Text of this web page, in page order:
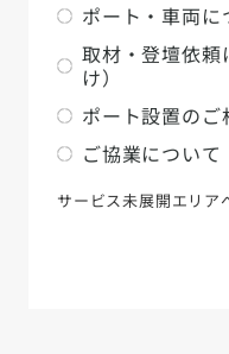
ポート・車両に
取材・登壇依頼
け）
ポート設置のご
ご協業について
サービス未展開エリア